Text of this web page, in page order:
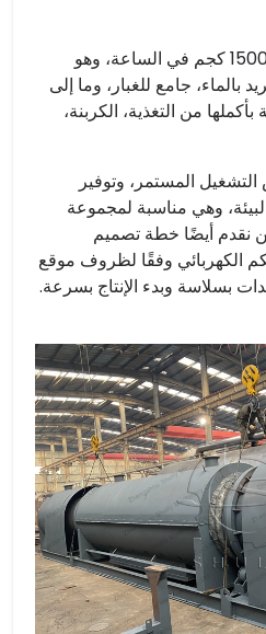
إنتاج هذا النموذج هو 1200-1500 كجم في الساعة، وهو
بالماء، جامع للغبار، وما إلى
من التغذية، الكربنة،
المستمر، وتوفير
وهي مناسبة لمجموعة
نقدم أيضًا خطة تصميم
الكهربائي وفقًا لظروف موقع
بسلاسة وبدء الإنتاج بسرعة.